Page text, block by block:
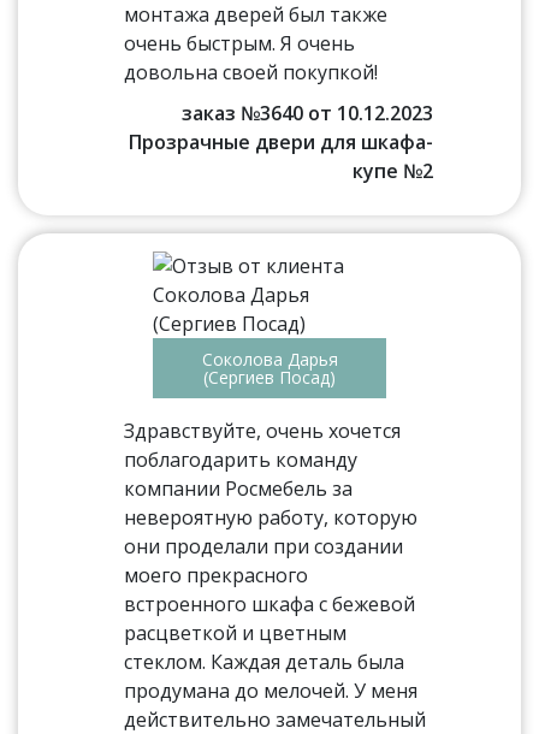
монтажа дверей был также
очень быстрым. Я очень
довольна своей покупкой!
заказ №3640 от 10.12.2023
Прозрачные двери для шкафа-
купе №2
Соколова Дарья
(Сергиев Посад)
Здравствуйте, очень хочется
поблагодарить команду
компании Росмебель за
невероятную работу, которую
они проделали при создании
моего прекрасного
встроенного шкафа с бежевой
расцветкой и цветным
стеклом. Каждая деталь была
продумана до мелочей. У меня
действительно замечательный